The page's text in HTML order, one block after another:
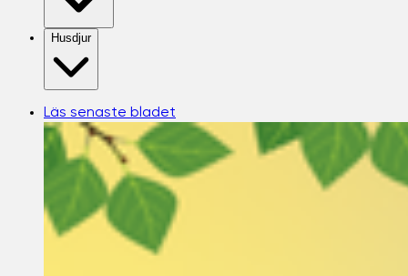
Husdjur
Läs senaste bladet